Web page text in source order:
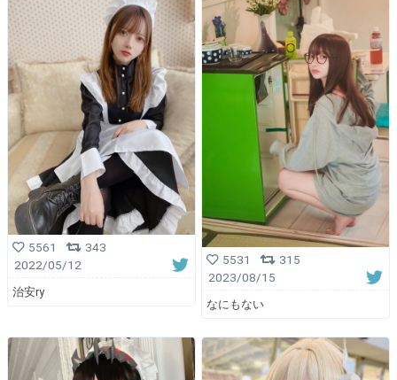
5561
343
2022/05/12
治安ry
5531
315
2023/08/15
なにもない